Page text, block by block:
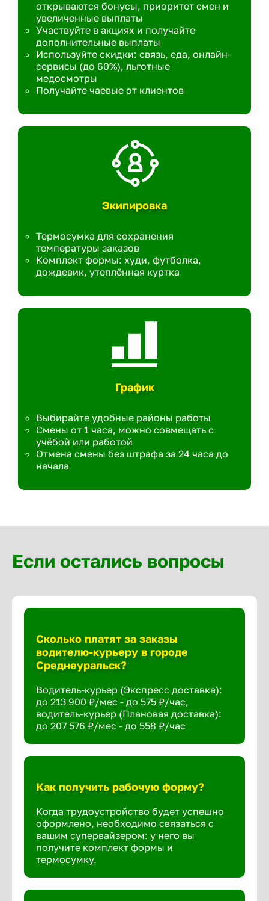
открываются бонусы, приоритет смен и
увеличенные выплаты
Участвуйте в акциях и получайте
дополнительные выплаты
Используйте скидки: связь, еда, онлайн-
сервисы (до 60%), льготные
медосмотры
Получайте чаевые от клиентов
Экипировка
Термосумка для сохранения
температуры заказов
Комплект формы: худи, футболка,
дождевик, утеплённая куртка
График
Выбирайте удобные районы работы
Смены от 1 часа, можно совмещать с
учёбой или работой
Отмена смены без штрафа за 24 часа до
начала
Если остались вопросы
Сколько платят за заказы
водителю-курьеру в городе
Среднеуральск?
Водитель-курьер (Экспресс доставка):
до 213 900 ₽/мес - до 575 ₽/час,
водитель-курьер (Плановая доставка):
до 207 576 ₽/мес - до 558 ₽/час
Как получить рабочую форму?
Когда трудоустройство будет успешно
оформлено, необходимо связаться с
вашим супервайзером: у него вы
получите комплект формы и
термосумку.